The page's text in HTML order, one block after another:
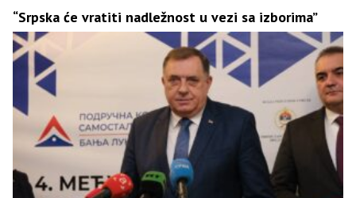
“Srpska će vratiti nadležnost u vezi sa izborima”